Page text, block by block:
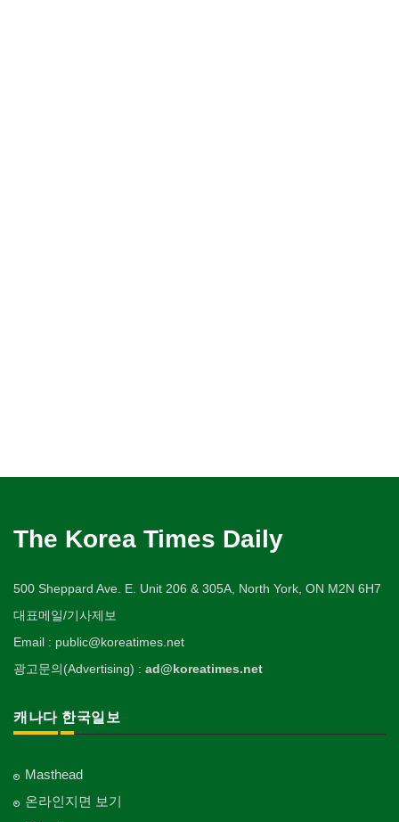
The Korea Times Daily
500 Sheppard Ave. E. Unit 206 & 305A, North York, ON M2N 6H7
대표메일/기사제보
Email : public@koreatimes.net
광고문의(Advertising) : ad@koreatimes.net
캐나다 한국일보
Masthead
온라인지면 보기